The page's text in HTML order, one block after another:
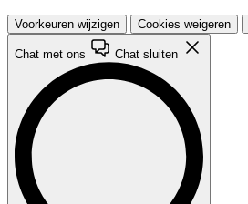
Voorkeuren wijzigen Cookies weigeren
Chat met ons Chat sluiten